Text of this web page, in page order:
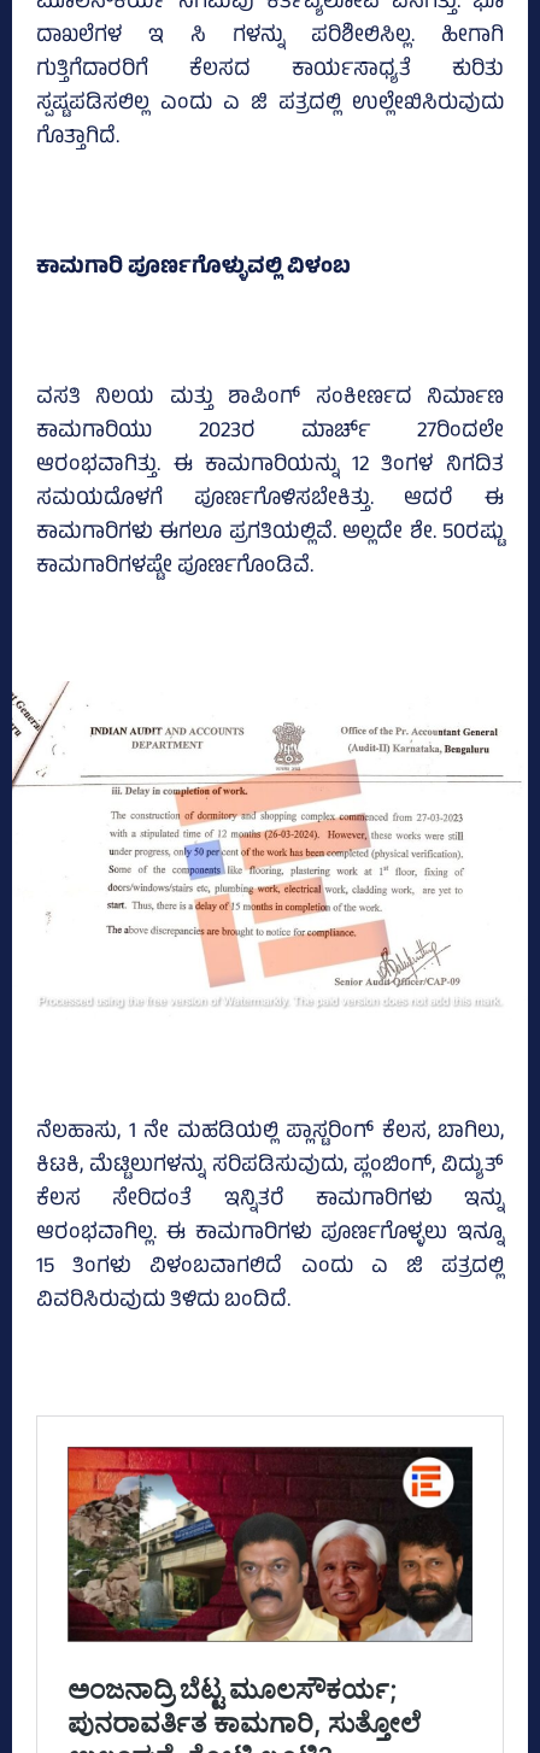
ದಾಖಲೆಗಳ ಇ ಸಿ ಗಳನ್ನು ಪರಿಶೀಲಿಸಿಲ್ಲ. ಹೀಗಾಗಿ
ಗುತ್ತಿಗೆದಾರರಿಗೆ ಕೆಲಸದ ಕಾರ್ಯಸಾಧ್ಯತೆ ಕುರಿತು
ಸ್ಪಷ್ಟಪಡಿಸಲಿಲ್ಲ ಎಂದು ಎ ಜಿ ಪತ್ರದಲ್ಲಿ ಉಲ್ಲೇಖಿಸಿರುವುದು
ಗೊತ್ತಾಗಿದೆ.
ಕಾಮಗಾರಿ ಪೂರ್ಣಗೊಳ್ಳುವಲ್ಲಿ ವಿಳಂಬ
ವಸತಿ ನಿಲಯ ಮತ್ತು ಶಾಪಿಂಗ್ ಸಂಕೀರ್ಣದ ನಿರ್ಮಾಣ
ಕಾಮಗಾರಿಯು 2023ರ ಮಾರ್ಚ್‌ 27ರಿಂದಲೇ
ಆರಂಭವಾಗಿತ್ತು. ಈ ಕಾಮಗಾರಿಯನ್ನು 12 ತಿಂಗಳ ನಿಗದಿತ
ಸಮಯದೊಳಗೆ ಪೂರ್ಣಗೊಳಿಸಬೇಕಿತ್ತು. ಆದರೆ ಈ
ಕಾಮಗಾರಿಗಳು ಈಗಲೂ ಪ್ರಗತಿಯಲ್ಲಿವೆ. ಅಲ್ಲದೇ ಶೇ. 50ರಷ್ಟು
ಕಾಮಗಾರಿಗಳಷ್ಟೇ ಪೂರ್ಣಗೊಂಡಿವೆ.
ನೆಲಹಾಸು, 1 ನೇ ಮಹಡಿಯಲ್ಲಿ ಪ್ಲಾಸ್ಟರಿಂಗ್‌ ಕೆಲಸ, ಬಾಗಿಲು,
ಕಿಟಕಿ, ಮೆಟ್ಟಿಲುಗಳನ್ನು ಸರಿಪಡಿಸುವುದು, ಪ್ಲಂಬಿಂಗ್, ವಿದ್ಯುತ್‌
ಕೆಲಸ ಸೇರಿದಂತೆ ಇನ್ನಿತರೆ ಕಾಮಗಾರಿಗಳು ಇನ್ನು
ಆರಂಭವಾಗಿಲ್ಲ. ಈ ಕಾಮಗಾರಿಗಳು ಪೂರ್ಣಗೊಳ್ಳಲು ಇನ್ನೂ
15 ತಿಂಗಳು ವಿಳಂಬವಾಗಲಿದೆ ಎಂದು ಎ ಜಿ ಪತ್ರದಲ್ಲಿ
ವಿವರಿಸಿರುವುದು ತಿಳಿದು ಬಂದಿದೆ.